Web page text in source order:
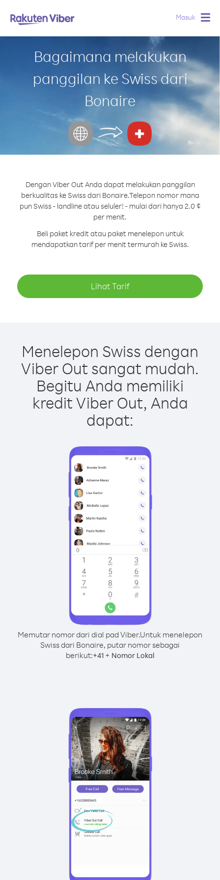
Masuk
Bagaimana melakukan
panggilan ke Swiss dari
Bonaire
Dengan Viber Out Anda dapat melakukan panggilan
berkualitas ke Swiss dari Bonaire.Telepon nomor mana
pun Swiss - landline atau seluler! - mulai dari hanya 2.0 ¢
per menit.
Beli paket kredit atau paket menelepon untuk
mendapatkan tarif per menit termurah ke Swiss.
Lihat Tarif
Menelepon Swiss dengan
Viber Out sangat mudah.
Begitu Anda memiliki
kredit Viber Out, Anda
dapat:
Memutar nomor dari dial pad Viber.Untuk menelepon
Swiss dari Bonaire, putar nomor sebagai
berikut:+41+ Nomor Lokal